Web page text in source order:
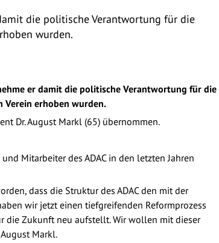
die politische Verantwortung für die
wurden.
er damit die politische Verantwortung für die
Verein erhoben wurden.
Dr. August Markl (65) übernommen.
Mitarbeiter des ADAC in den letzten Jahren
dass die Struktur des ADAC den mit der
wir jetzt einen tiefgreifenden Reformprozess
die Zukunft neu aufstellt. Wir wollen mit dieser
Markl.